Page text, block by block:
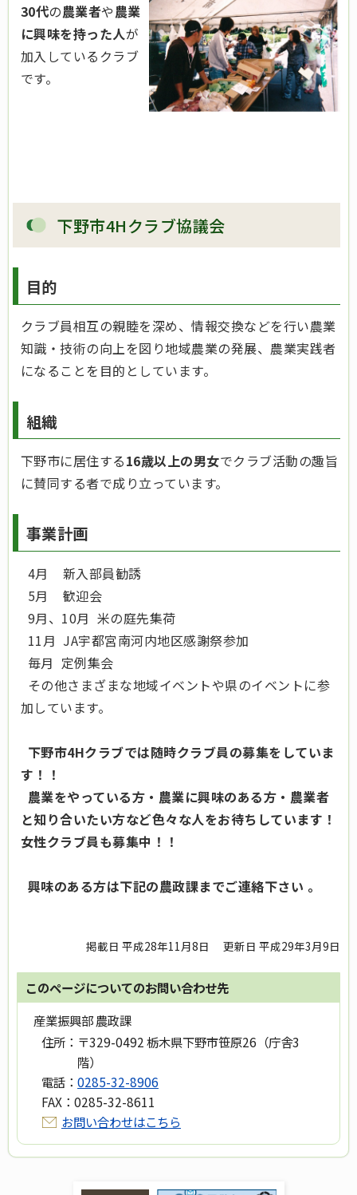
30代の農業者や農業
に興味を持った人が
加入しているクラブ
です。
下野市4Hクラブ協議会
目的
クラブ員相互の親睦を深め、情報交換などを行い農業
知識・技術の向上を図り地域農業の発展、農業実践者
になることを目的としています。
組織
下野市に居住する16歳以上の男女でクラブ活動の趣旨
に賛同する者で成り立っています。
事業計画
4月 新入部員勧誘
5月 歓迎会
9月、10月 米の庭先集荷
11月 JA宇都宮南河内地区感謝祭参加
毎月 定例集会
その他さまざまな地域イベントや県のイベントに参
加しています。
下野市4Hクラブでは随時クラブ員の募集をしていま
す！！
農業をやっている方・農業に興味のある方・農業者
と知り合いたい方など色々な人をお待ちしています！
女性クラブ員も募集中！！
興味のある方は下記の農政課までご連絡下さい 。
掲載日 平成28年11月8日 更新日 平成29年3月9日
このページについてのお問い合わせ先
産業振興部 農政課
住所： 〒329-0492 栃木県下野市笹原26（庁舎3
階）
電話： 0285-32-8906
FAX： 0285-32-8611
お問い合わせはこちら